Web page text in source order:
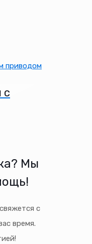
c
Мы
с
время.